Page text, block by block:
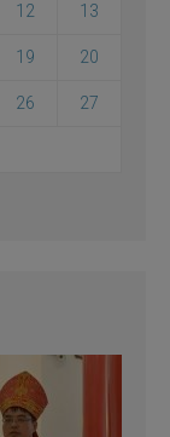
12 13
19 20
26 27